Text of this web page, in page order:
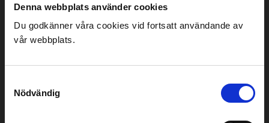
Denna webbplats använder cookies
Du godkänner våra cookies vid fortsatt användande av
vår webbplats.
Nödvändig
Typ av entreprenad:Utförandeentreprenad
Ort:Karlstad
Projektet som är en utförandeentreprenad avser
utförande av ny snabbusslinje i Karlstad. Projektet